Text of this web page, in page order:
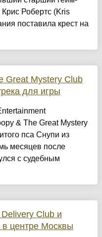
Робертс (Kris
поставила крест на
Great Mystery Club
для игры
& The Great Mystery
пса Снупи из
месяцев после
с судебным
Club и
центре Москвы